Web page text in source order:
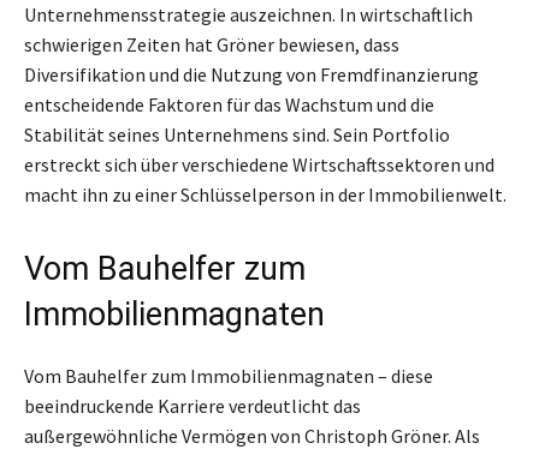
Unternehmensstrategie auszeichnen. In wirtschaftlich
schwierigen Zeiten hat Gröner bewiesen, dass
Diversifikation und die Nutzung von Fremdfinanzierung
entscheidende Faktoren für das Wachstum und die
Stabilität seines Unternehmens sind. Sein Portfolio
erstreckt sich über verschiedene Wirtschaftssektoren und
macht ihn zu einer Schlüsselperson in der Immobilienwelt.
Vom Bauhelfer zum
Immobilienmagnaten
Vom Bauhelfer zum Immobilienmagnaten – diese
beeindruckende Karriere verdeutlicht das
außergewöhnliche Vermögen von Christoph Gröner. Als